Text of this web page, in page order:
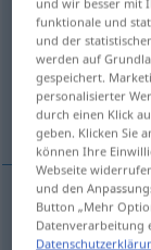
Übersicht
(Für mehr Details
komputer
komputer
funktionale und
und der
werden auf
gespeichert.
personalisierter
durch einen Klick
geben. Klicken Sie
können Ihre
Webseite
und den
Button „Mehr
Datenverarbeitung